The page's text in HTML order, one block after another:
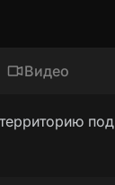
Видео
под